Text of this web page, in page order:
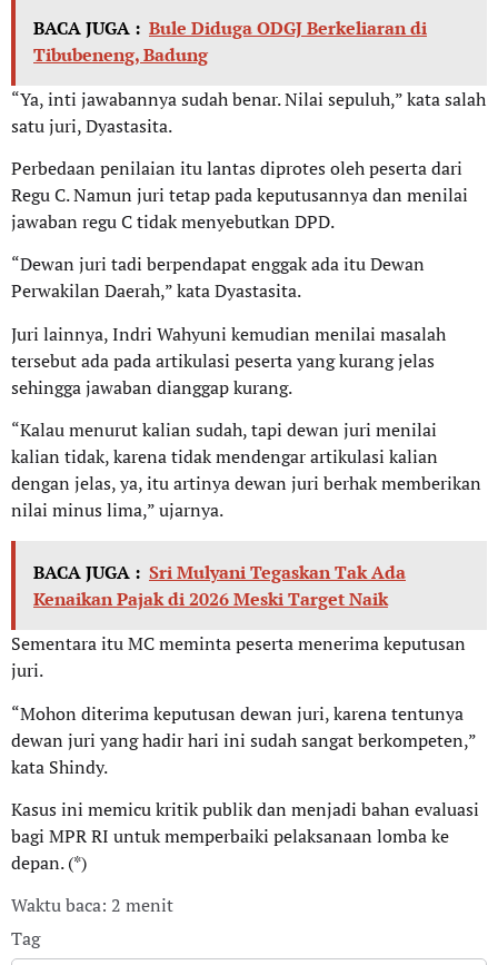
BACA JUGA : Bule Diduga ODGJ Berkeliaran di
Tibubeneng, Badung
“Ya, inti jawabannya sudah benar. Nilai sepuluh,” kata salah
satu juri, Dyastasita.
Perbedaan penilaian itu lantas diprotes oleh peserta dari
Regu C. Namun juri tetap pada keputusannya dan menilai
jawaban regu C tidak menyebutkan DPD.
“Dewan juri tadi berpendapat enggak ada itu Dewan
Perwakilan Daerah,” kata Dyastasita.
Juri lainnya, Indri Wahyuni kemudian menilai masalah
tersebut ada pada artikulasi peserta yang kurang jelas
sehingga jawaban dianggap kurang.
“Kalau menurut kalian sudah, tapi dewan juri menilai
kalian tidak, karena tidak mendengar artikulasi kalian
dengan jelas, ya, itu artinya dewan juri berhak memberikan
nilai minus lima,” ujarnya.
BACA JUGA : Sri Mulyani Tegaskan Tak Ada
Kenaikan Pajak di 2026 Meski Target Naik
Sementara itu MC meminta peserta menerima keputusan
juri.
“Mohon diterima keputusan dewan juri, karena tentunya
dewan juri yang hadir hari ini sudah sangat berkompeten,”
kata Shindy.
Kasus ini memicu kritik publik dan menjadi bahan evaluasi
bagi MPR RI untuk memperbaiki pelaksanaan lomba ke
depan. (*)
Waktu baca: 2 menit
Tag